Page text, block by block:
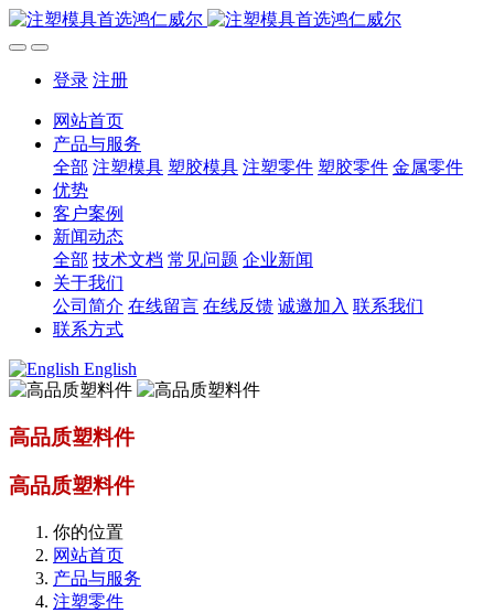
登录 注册
网站首页
产品与服务
全部 注塑模具 塑胶模具 注塑零件 塑胶零件 金属零件
优势
客户案例
新闻动态
全部 技术文档 常见问题 企业新闻
关于我们
公司简介 在线留言 在线反馈 诚邀加入 联系我们
联系方式
English
高品质塑料件
高品质塑料件
你的位置
网站首页
产品与服务
注塑零件